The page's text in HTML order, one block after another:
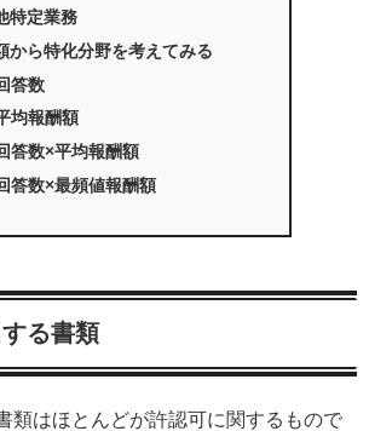
特定業務
から特化分野を考えてみる
答数
均報酬額
答数×平均報酬額
答数×最頻値報酬額
る書類
類はほとんどが許認可に関するもので